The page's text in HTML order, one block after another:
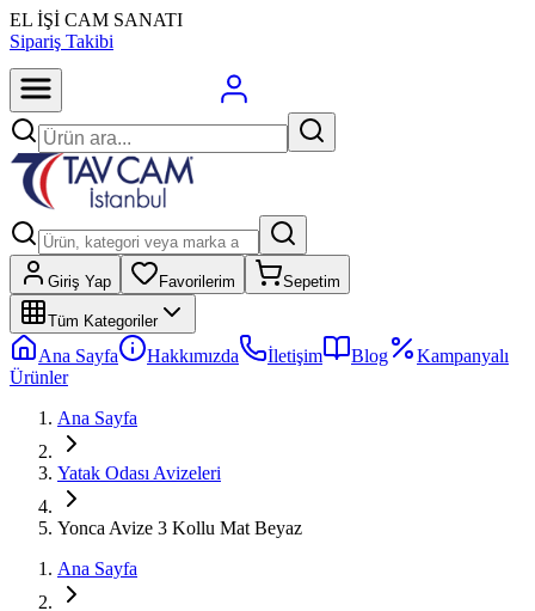
EL İŞİ CAM SANATI
Sipariş Takibi
Giriş Yap Favorilerim Sepetim
Tüm Kategoriler
Ana Sayfa Hakkımızda İletişim Blog
Kampanyalı
Ürünler
Ana Sayfa
Yatak Odası Avizeleri
Yonca Avize 3 Kollu Mat Beyaz
Ana Sayfa